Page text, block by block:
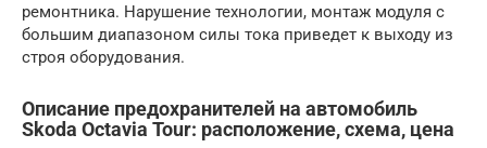
ремонтника. Нарушение технологии, монтаж модуля с
большим диапазоном силы тока приведет к выходу из
строя оборудования.
Описание предохранителей на автомобиль
Skoda Octavia Tour: расположение, схема, цена